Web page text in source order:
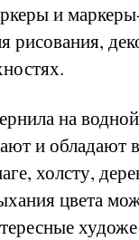
и
рисования,
на
и обладают
холсту,
цвета